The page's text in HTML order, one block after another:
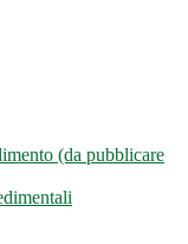
(da pubblicare